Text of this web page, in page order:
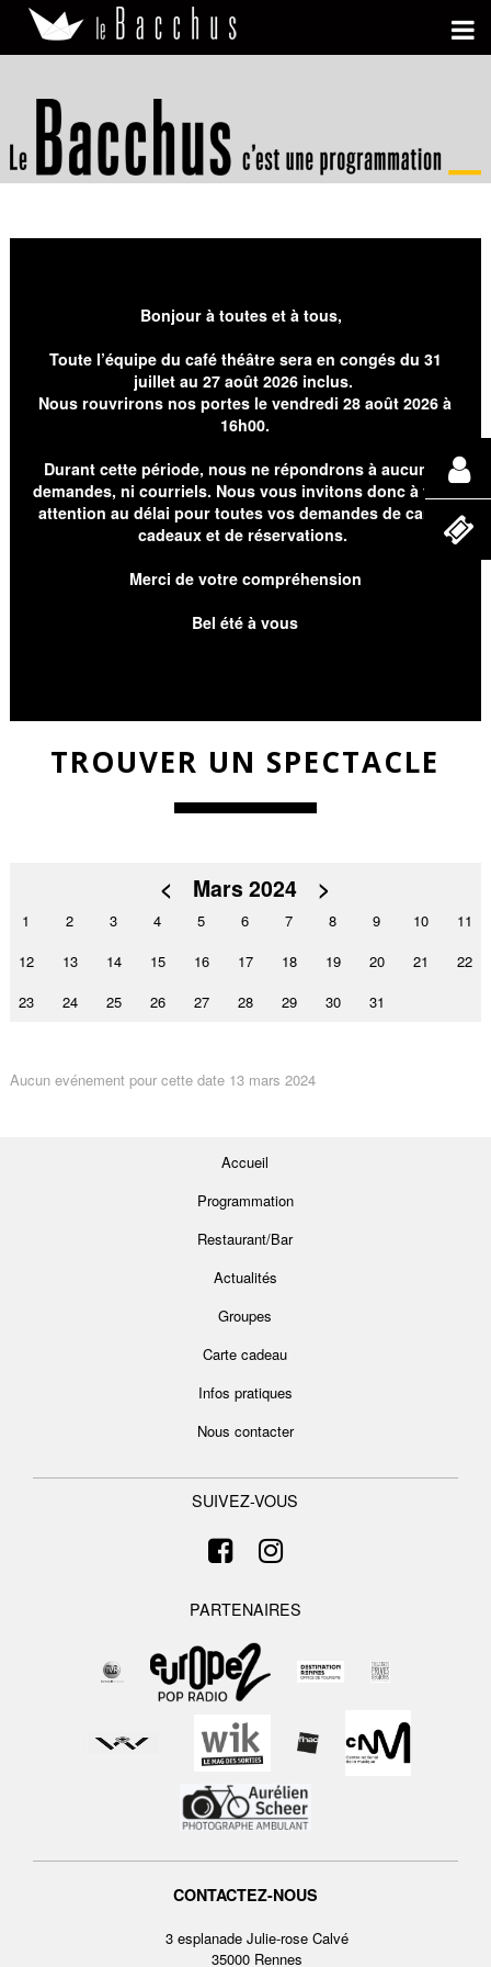
Bonjour à toutes et à tous,
Toute l’équipe du café théâtre sera en congés du 31
juillet au 27 août 2026 inclus.
Nous rouvrirons nos portes le vendredi 28 août 2026 à
16h00.
Durant cette période, nous ne répondrons à aucunes
demandes, ni courriels. Nous vous invitons donc à faire
attention au délai pour toutes vos demandes de cartes
cadeaux et de réservations.
Merci de votre compréhension
Bel été à vous
TROUVER UN SPECTACLE
< Mars 2024 >
1 2 3 4 5 6 7 8 9 10
11
12
13 14 15 16 17 18 19 20 21
22
23
24 25 26 27 28 29 30 31
Aucun evénement pour cette date 13 mars 2024
Accueil
Programmation
Restaurant/Bar
Actualités
Groupes
Carte cadeau
Infos pratiques
Nous contacter
SUIVEZ-VOUS
PARTENAIRES
CONTACTEZ-NOUS
3 esplanade Julie-rose Calvé
35000 Rennes